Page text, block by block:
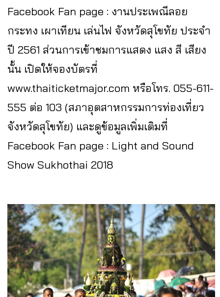
Facebook Fan page : งานประเพณีลอย
กระทง เผาเทียน เล่นไฟ จังหวัดสุโขทัย ประจำ
ปี 2561 ส่วนการเข้าชมการแสดง แสง สี เสียง
นั้น เปิดให้จองบัตรที่
www.thaiticketmajor.com หรือโทร. 055-611-
555 ต่อ 103 (สภาอุตสาหกรรมการท่องเที่ยว
จังหวัดสุโขทัย) และดูข้อมูลเพิ่มเติมที่
Facebook Fan page : Light and Sound
Show Sukhothai 2018